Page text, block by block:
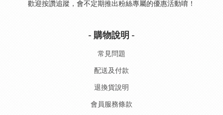
歡迎按讚追蹤，會不定期推出粉絲專屬的優惠活動唷！
- 購物說明 -
常見問題
配送及付款
退換貨說明
會員服務條款